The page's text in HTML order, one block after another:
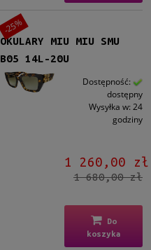
OKULARY MIU MIU SMU
B05 14L-20U
Dostępność:
dostępny
Wysyłka w: 24
godziny
1 260,00 zł
1 680,00 zł
Do
koszyka
-25%